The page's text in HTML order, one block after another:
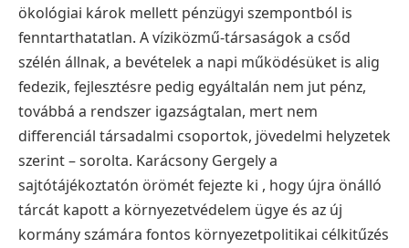
ökológiai károk mellett pénzügyi szempontból is
fenntarthatatlan. A víziközmű-társaságok a csőd
szélén állnak, a bevételek a napi működésüket is alig
fedezik, fejlesztésre pedig egyáltalán nem jut pénz,
továbbá a rendszer igazságtalan, mert nem
differenciál társadalmi csoportok, jövedelmi helyzetek
szerint – sorolta. Karácsony Gergely a
sajtótájékoztatón örömét fejezte ki , hogy újra önálló
tárcát kapott a környezetvédelem ügye és az új
kormány számára fontos környezetpolitikai célkitűzés